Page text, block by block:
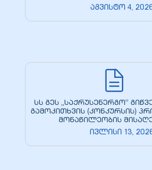
აგვისტო 4,
სს გეს „საქრუსენერგო“
გამოკითხვის (კონკურსის)
მონაწილეობის
ივლისი 13,